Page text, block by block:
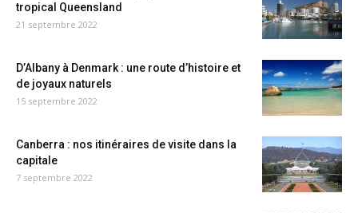
tropical Queensland
21 septembre 2022
D’Albany à Denmark : une route d’histoire et
de joyaux naturels
15 septembre 2022
Canberra : nos itinéraires de visite dans la
capitale
7 septembre 2022